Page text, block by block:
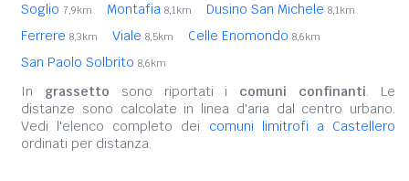
Soglio 7,9km Montafia 8,1km Dusino San Michele 8,1km
Ferrere 8,3km Viale 8,5km Celle Enomondo 8,6km
San Paolo Solbrito 8,6km
In grassetto sono riportati i comuni confinanti. Le
distanze sono calcolate in linea d'aria dal centro urbano.
Vedi l'elenco completo dei comuni limitrofi a Castellero
ordinati per distanza.